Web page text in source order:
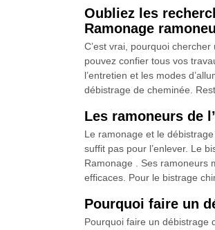
Oubliez les
Ramonage
C’est vrai, pourquoi
pouvez confier tous vos
l’entretien et les modes
débistrage de cheminée.
Les ramoneurs de
Le ramonage et le
suffit pas pour l’enlever. Le
Ramonage . Ses ramoneurs
efficaces. Pour le bistrage
Pourquoi faire un
Pourquoi faire un débistrage